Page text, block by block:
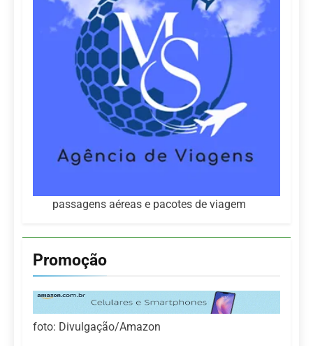
passagens aéreas e pacotes de viagem
Promoção
foto: Divulgação/Amazon